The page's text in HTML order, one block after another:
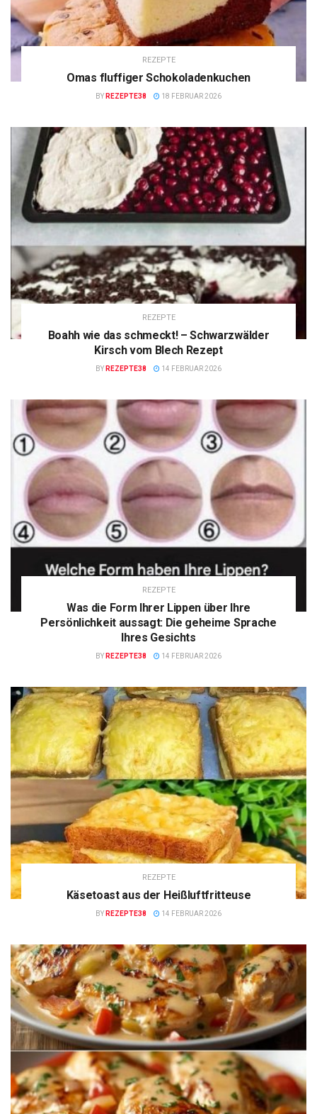
REZEPTE
Omas fluffiger Schokoladenkuchen
BY REZEPTE38 18 FEBRUAR 2026
REZEPTE
Boahh wie das schmeckt! – Schwarzwälder
Kirsch vom Blech Rezept
BY REZEPTE38 14 FEBRUAR 2026
REZEPTE
Was die Form Ihrer Lippen über Ihre
Persönlichkeit aussagt: Die geheime Sprache
Ihres Gesichts
BY REZEPTE38 14 FEBRUAR 2026
REZEPTE
Käsetoast aus der Heißluftfritteuse
BY REZEPTE38 14 FEBRUAR 2026